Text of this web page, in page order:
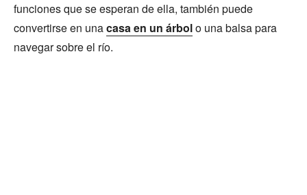
funciones que se esperan de ella, también puede
convertirse en unacasa en un árbolo una balsa para
navegar sobre el río.